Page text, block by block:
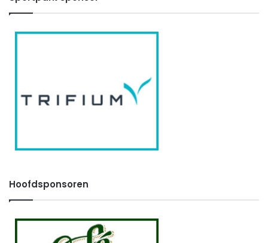
Hoofdsponsoren